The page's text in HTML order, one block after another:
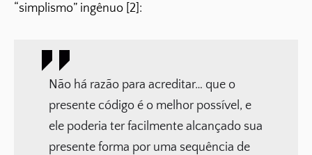
“simplismo” ingênuo [2]:
Não há razão para acreditar… que o
presente código é o melhor possível, e
ele poderia ter facilmente alcançado sua
presente forma por uma sequência de